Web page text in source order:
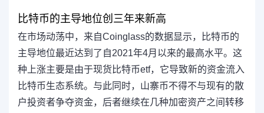
比特币的主导地位创三年来新高
在市场动荡中，来自Coinglass的数据显示，比特币的
主导地位最近达到了自2021年4月以来的最高水平。这
种上涨主要是由于现货比特币etf，它导致新的资金流入
比特币生态系统。与此同时，山寨币不得不与现有的散
户投资者争夺资金，后者继续在几种加密资产之间转移